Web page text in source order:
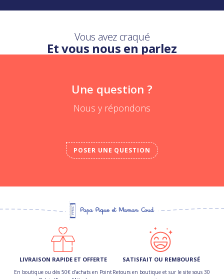
Vous avez craqué
Et vous nous en parlez
Une question ?
Nous y répondons
POSER UNE QUESTION
LIVRAISON RAPIDE ET OFFERTE
En boutique ou dès 50€ d’achats en Point
SATISFAIT OU REMBOURSÉ
Retours en boutique et sur le site sous 30